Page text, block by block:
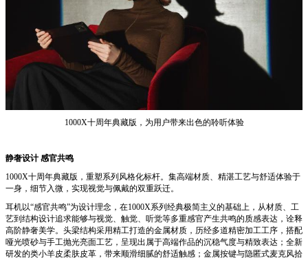
1000X十周年典藏版，为用户带来出色的聆听体验
静奢设计 感官共鸣
1000X十周年典藏版，重塑系列风格化标杆。集高端材质、精湛工艺与舒适体验于
一身，细节入微，实现视觉与佩戴的双重跃迁。
耳机以“感官共鸣”为设计理念，在1000X系列经典极简主义的基础上，从材质、工
艺到结构设计追求能够与视觉、触觉、听觉等多重感官产生共鸣的质感表达，诠释
高阶静奢美学。头梁结构采用精工打造的金属材质，历经多道精密加工工序，搭配
哑光喷砂与手工抛光亮面工艺，呈现出属于高端作品的沉稳气度与精致表达；全新
研发的类小羊皮柔肤皮革，带来顺滑细腻的舒适触感；金属按键与隐匿式麦克风拾